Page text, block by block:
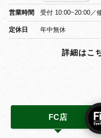
営業時間 受付 10:00~20:00／
定休日 年中無休
詳細はこ
FC店